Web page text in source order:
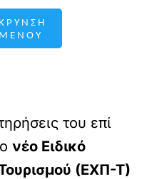
του επί
νέο Ειδικό
(ΕΧΠ-Τ)